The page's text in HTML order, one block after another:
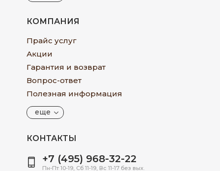
КОМПАНИЯ
Прайс услуг
Акции
Гарантия и возврат
Вопрос-ответ
Полезная информация
еще
КОНТАКТЫ
+7 (495) 968-32-22
Пн-Пт 10-19, Сб 11-19, Вс 11-17 без вых.